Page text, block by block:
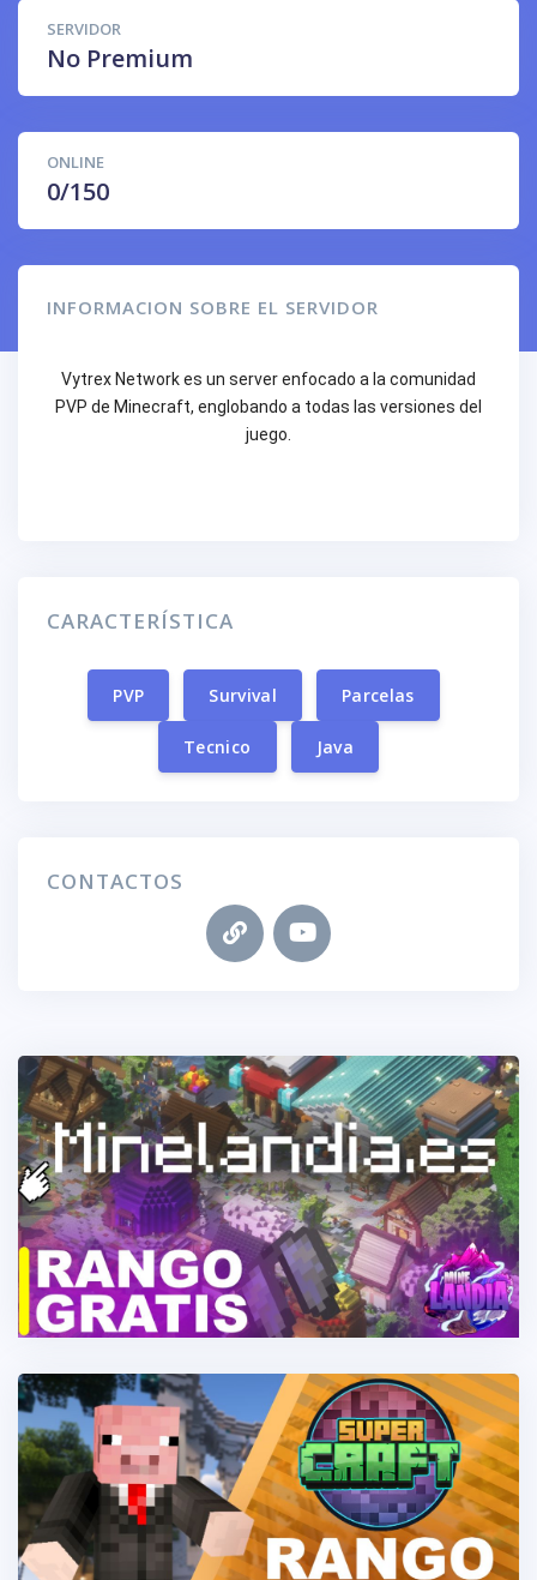
SERVIDOR
No Premium
ONLINE
0/150
INFORMACION SOBRE EL SERVIDOR
Vytrex Network es un server enfocado a la comunidad
PVP de Minecraft, englobando a todas las versiones del
juego.
CARACTERÍSTICA
PVP Survival Parcelas
Tecnico Java
CONTACTOS